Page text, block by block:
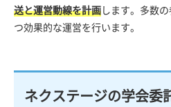
送と運営動線を計画します。多数
つ効果的な運営を行います。
ネクステージの学会委